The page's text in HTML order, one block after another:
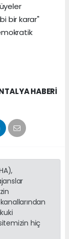
bir karar"
HABERİ
hiç